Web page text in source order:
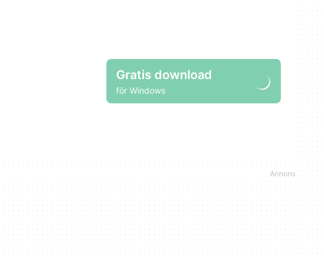
Gratis download
för Windows